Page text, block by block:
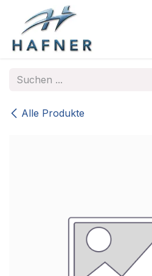
Zum Inhalt springen
Alle Produkte